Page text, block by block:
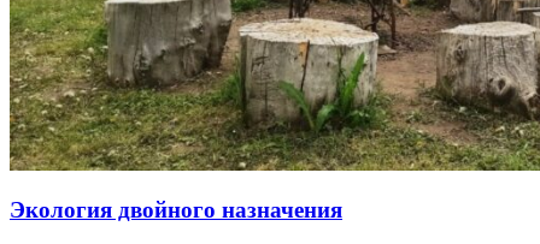
Экология двойного назначения